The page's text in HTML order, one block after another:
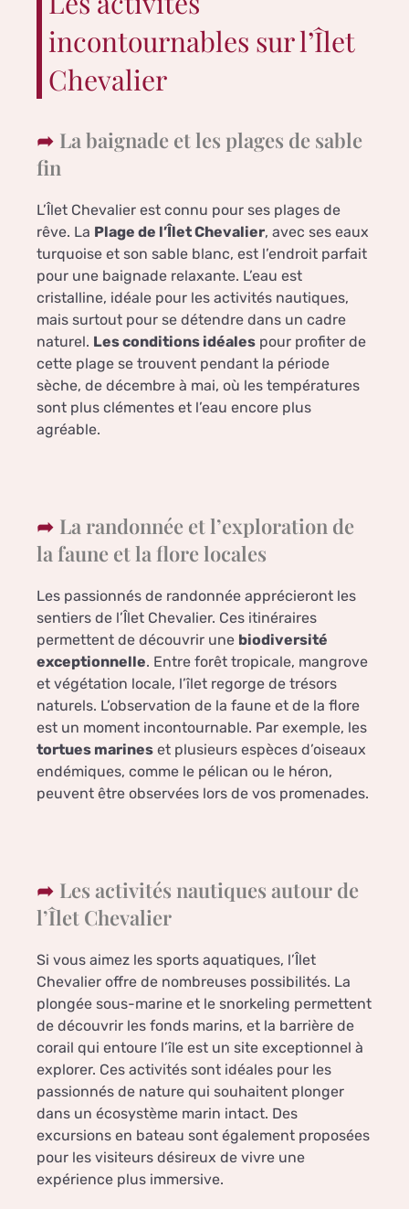
incontournables sur l’Îlet
Chevalier
La baignade et les plages de sable
fin
L’Îlet Chevalier est connu pour ses plages de
rêve. La Plage de l’Îlet Chevalier, avec ses eaux
turquoise et son sable blanc, est l’endroit parfait
pour une baignade relaxante. L’eau est
cristalline, idéale pour les activités nautiques,
mais surtout pour se détendre dans un cadre
naturel. Les conditions idéales pour profiter de
cette plage se trouvent pendant la période
sèche, de décembre à mai, où les températures
sont plus clémentes et l’eau encore plus
agréable.
La randonnée et l’exploration de
la faune et la flore locales
Les passionnés de randonnée apprécieront les
sentiers de l’Îlet Chevalier. Ces itinéraires
permettent de découvrir une biodiversité
exceptionnelle. Entre forêt tropicale, mangrove
et végétation locale, l’îlet regorge de trésors
naturels. L’observation de la faune et de la flore
est un moment incontournable. Par exemple, les
tortues marines et plusieurs espèces d’oiseaux
endémiques, comme le pélican ou le héron,
peuvent être observées lors de vos promenades.
Les activités nautiques autour de
l’Îlet Chevalier
Si vous aimez les sports aquatiques, l’Îlet
Chevalier offre de nombreuses possibilités. La
plongée sous-marine et le snorkeling permettent
de découvrir les fonds marins, et la barrière de
corail qui entoure l’île est un site exceptionnel à
explorer. Ces activités sont idéales pour les
passionnés de nature qui souhaitent plonger
dans un écosystème marin intact. Des
excursions en bateau sont également proposées
pour les visiteurs désireux de vivre une
expérience plus immersive.